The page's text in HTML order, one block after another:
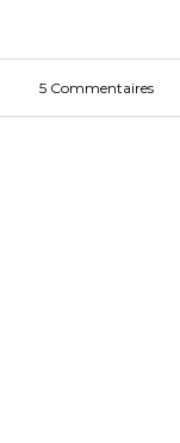
5 Commentaires